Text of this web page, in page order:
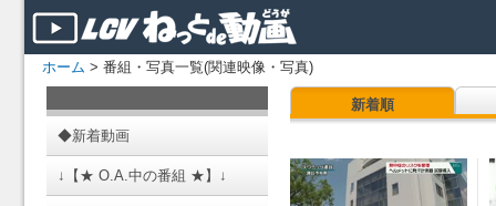
ホーム > 番組・写真一覧(関連映像・写真)
◆新着動画
↓【★ O.A.中の番組 ★】↓
新着順